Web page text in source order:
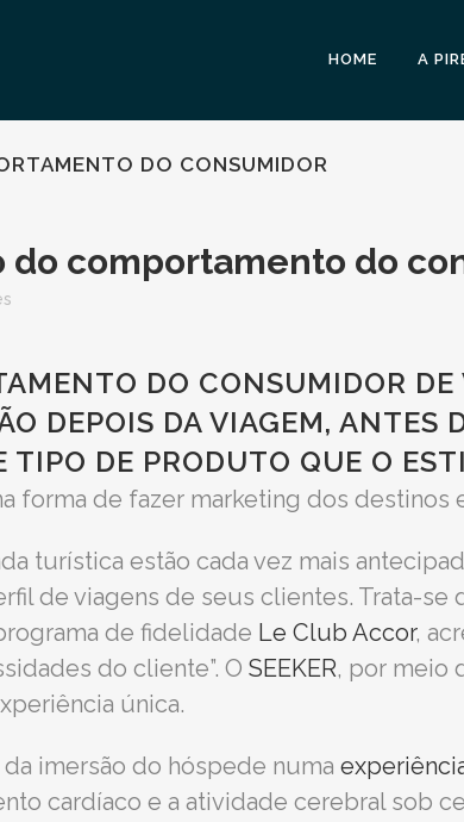
HOME A
DO CONSUMIDOR
do comportamento do
DO CONSUMIDOR DE
DEPOIS DA VIAGEM, ANTES
TIPO DE PRODUTO QUE O
forma de fazer marketing dos
turística estão cada vez mais
de viagens de seus clientes. Trata-se
de fidelidade Le Club Accor,
do cliente”. O SEEKER, por meio
única.
imersão do hóspede numa
cardíaco e a atividade cerebral sob